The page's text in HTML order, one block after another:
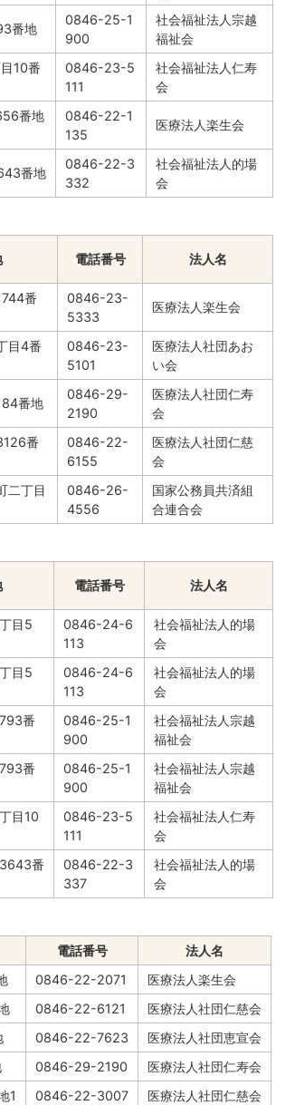
番地
0846-25-1
900
社会福祉法人宗越
福祉会
10番
0846-23-5
111
社会福祉法人仁寿
会
番地
0846-22-1
135
医療法人楽生会
番地
0846-22-3
332
社会福祉法人的場
会
電話番号 法人名
番
0846-23-
5333
医療法人楽生会
目4番
0846-23-
5101
医療法人社団あお
い会
番地
0846-29-
2190
医療法人社団仁寿
会
番
0846-22-
6155
医療法人社団仁慈
会
二丁目
0846-26-
4556
国家公務員共済組
合連合会
電話番号 法人名
目5
0846-24-6
113
社会福祉法人的場
会
目5
0846-24-6
113
社会福祉法人的場
会
番
0846-25-1
900
社会福祉法人宗越
福祉会
番
0846-25-1
900
社会福祉法人宗越
福祉会
目10
0846-23-5
111
社会福祉法人仁寿
会
番
0846-22-3
337
社会福祉法人的場
会
電話番号
法人名
0846-22-2071
医療法人楽生会
0846-22-6121
医療法人社団仁慈会
0846-22-7623
医療法人社団恵宣会
0846-29-2190
医療法人社団仁寿会
1 0846-22-3007 医療法人社団仁慈会